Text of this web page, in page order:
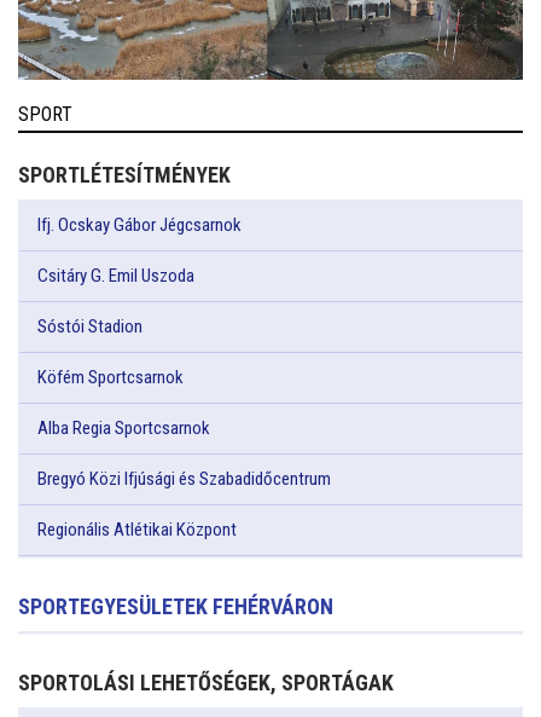
SPORT
SPORTLÉTESÍTMÉNYEK
Ifj. Ocskay Gábor Jégcsarnok
Csitáry G. Emil Uszoda
Sóstói Stadion
Köfém Sportcsarnok
Alba Regia Sportcsarnok
Bregyó Közi Ifjúsági és Szabadidőcentrum
Regionális Atlétikai Központ
SPORTEGYESÜLETEK FEHÉRVÁRON
SPORTOLÁSI LEHETŐSÉGEK, SPORTÁGAK